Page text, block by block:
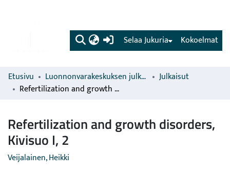
(current) Kokoelmat
Selaa Jukuria
Etusivu Luonnonvarakeskuksen julkaisut
Julkaisut
Refertilization and growth disorders, Kivisuo I, 2
Refertilization and growth disorders,
Kivisuo I, 2
Veijalainen, Heikki